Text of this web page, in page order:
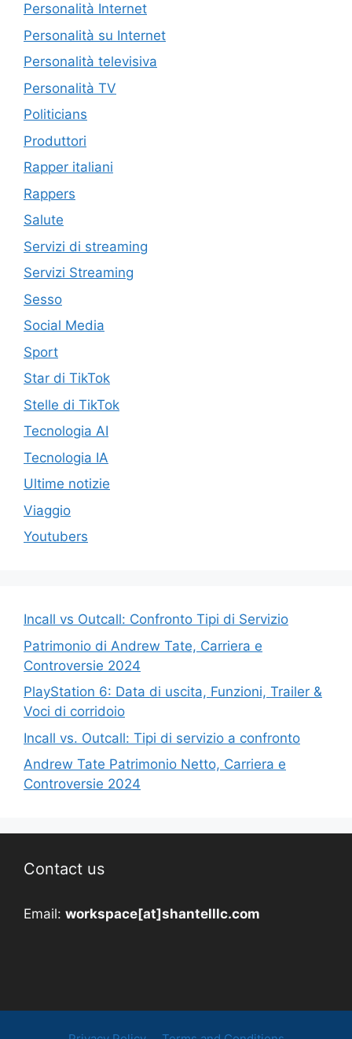
Personalità Internet
Personalità su Internet
Personalità televisiva
Personalità TV
Politicians
Produttori
Rapper italiani
Rappers
Salute
Servizi di streaming
Servizi Streaming
Sesso
Social Media
Sport
Star di TikTok
Stelle di TikTok
Tecnologia AI
Tecnologia IA
Ultime notizie
Viaggio
Youtubers
Incall vs Outcall: Confronto Tipi di Servizio
Patrimonio di Andrew Tate, Carriera e
Controversie 2024
PlayStation 6: Data di uscita, Funzioni, Trailer &
Voci di corridoio
Incall vs. Outcall: Tipi di servizio a confronto
Andrew Tate Patrimonio Netto, Carriera e
Controversie 2024
Contact us
Email: workspace[at]shantelllc.com